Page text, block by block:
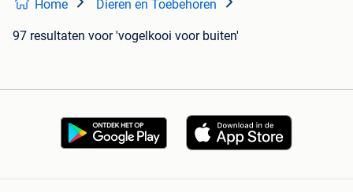
Home Dieren en Toebehoren
97 resultaten voor 'vogelkooi voor buiten'